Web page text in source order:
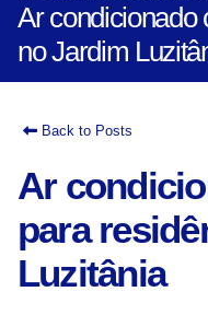
Ar condicionado
no Jardim
Back to Posts
Ar
para
Luzitânia